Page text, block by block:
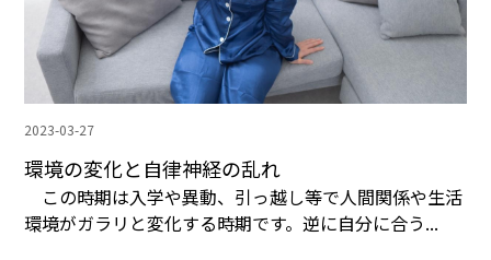
2023-03-27
環境の変化と自律神経の乱れ
この時期は入学や異動、引っ越し等で人間関係や生活
環境がガラリと変化する時期です。逆に自分に合う...